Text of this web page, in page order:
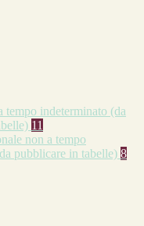
tempo indeterminato (da
11
non a tempo
pubblicare in tabelle) 8